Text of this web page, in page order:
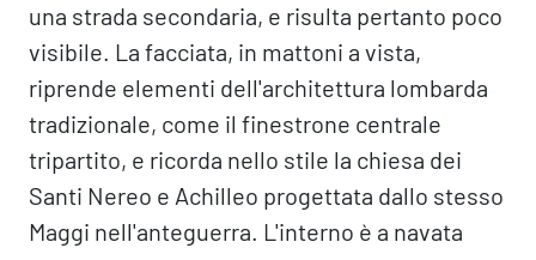
una strada secondaria, e risulta pertanto poco
visibile. La facciata, in mattoni a vista,
riprende elementi dell'architettura lombarda
tradizionale, come il finestrone centrale
tripartito, e ricorda nello stile la chiesa dei
Santi Nereo e Achilleo progettata dallo stesso
Maggi nell'anteguerra. L'interno è a navata